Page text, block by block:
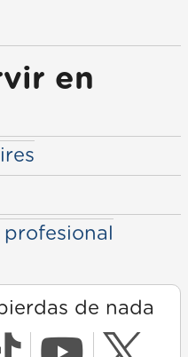
en
de nada